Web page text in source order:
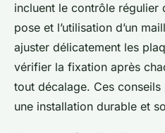
incluent le contrôle régulier
pose et l’utilisation d’un
ajuster délicatement les
vérifier la fixation après
tout décalage. Ces
une installation durable et